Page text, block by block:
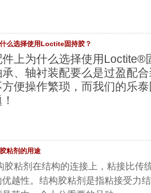
么选择使用Loctite固持胶？
上为什么选择使用Loctite®
、轴衬装配要么是过盈配
便操作繁琐，而我们的乐
粘剂的用途
胶粘剂在结构的连接上，粘接比传
越性。结构胶粘剂是指粘接受力